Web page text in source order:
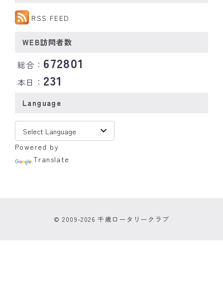
RSS FEED
WEB訪問者数
総合： 672801
本日： 231
Language
Powered by
Translate
© 2009-2026 千歳ロータリークラブ